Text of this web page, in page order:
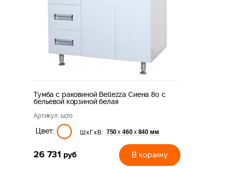
Тумба с раковиной Bellezza Сиена 80 с
бельевой корзиной белая
Артикул: 1470
Цвет: ШхГхВ: 750х 460х 840 мм
26 731 руб В корзину